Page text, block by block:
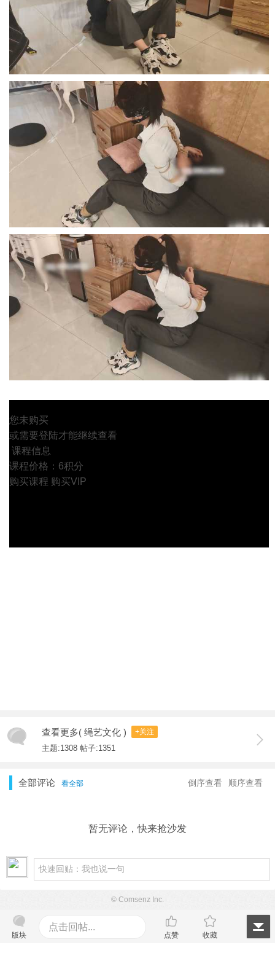
您未购买
或需要登陆才能继续查看
课程信息
课程价格：6积分
购买课程 购买VIP
查看更多( 绳艺文化 ) +关注
主题:1308 帖子:1351
全部评论 看全部 顺序查看
倒序查看
暂无评论，快来抢沙发
版块
点击回帖...
点赞 收藏
© Comsenz Inc.